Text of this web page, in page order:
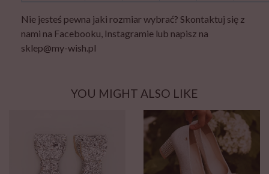
Nie jesteś pewna jaki rozmiar wybrać? Skontaktuj się z
nami na Facebooku, Instagramie lub napisz na
sklep@my-wish.pl
YOU MIGHT ALSO LIKE